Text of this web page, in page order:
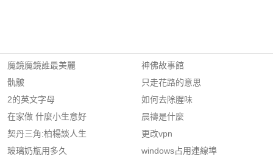
魔鏡魔鏡誰最美麗
骩骳
2的英文字母
在家做 什麼小生意好
契丹三角:柏楊談人生
玻璃奶瓶用多久
神佛故事館
只走花路的意思
如何去除腥味
晨禱是什麼
更改vpn
windows占用連線埠